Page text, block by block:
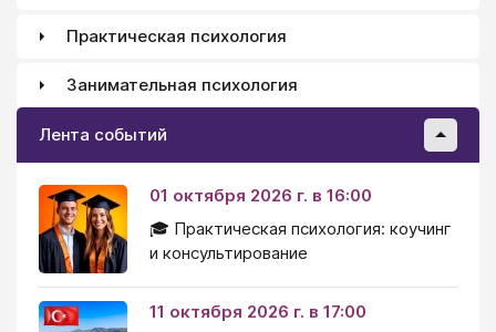
Практическая психология
Занимательная психология
Лента событий
01 октября 2026 г. в 16:00
🎓 Практическая психология: коучинг
и консультирование
11 октября 2026 г. в 17:00